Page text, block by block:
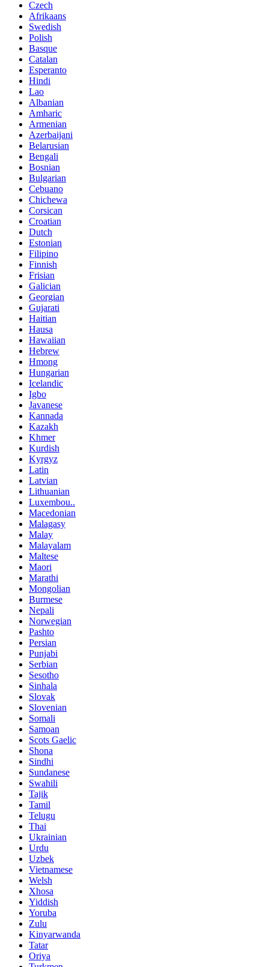
Czech
Afrikaans
Swedish
Polish
Basque
Catalan
Esperanto
Hindi
Lao
Albanian
Amharic
Armenian
Azerbaijani
Belarusian
Bengali
Bosnian
Bulgarian
Cebuano
Chichewa
Corsican
Croatian
Dutch
Estonian
Filipino
Finnish
Frisian
Galician
Georgian
Gujarati
Haitian
Hausa
Hawaiian
Hebrew
Hmong
Hungarian
Icelandic
Igbo
Javanese
Kannada
Kazakh
Khmer
Kurdish
Kyrgyz
Latin
Latvian
Lithuanian
Luxembou..
Macedonian
Malagasy
Malay
Malayalam
Maltese
Maori
Marathi
Mongolian
Burmese
Nepali
Norwegian
Pashto
Persian
Punjabi
Serbian
Sesotho
Sinhala
Slovak
Slovenian
Somali
Samoan
Scots Gaelic
Shona
Sindhi
Sundanese
Swahili
Tajik
Tamil
Telugu
Thai
Ukrainian
Urdu
Uzbek
Vietnamese
Welsh
Xhosa
Yiddish
Yoruba
Zulu
Kinyarwanda
Tatar
Oriya